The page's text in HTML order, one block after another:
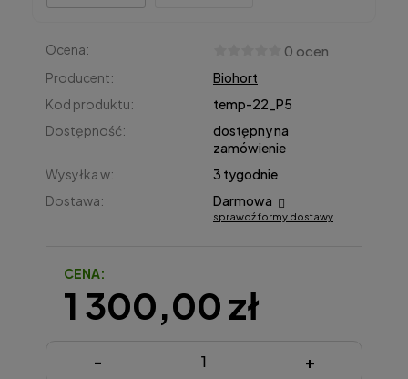
Ocena: 0 ocen
Producent:
Biohort
Kod produktu:
temp-22_P5
Dostępność:
dostępny na
zamówienie
Wysyłka w:
3 tygodnie
Dostawa:
Darmowa
Cena nie zawiera ewentualnych kosztów płatności
sprawdź formy dostawy
CENA:
1 300,00 zł
- +